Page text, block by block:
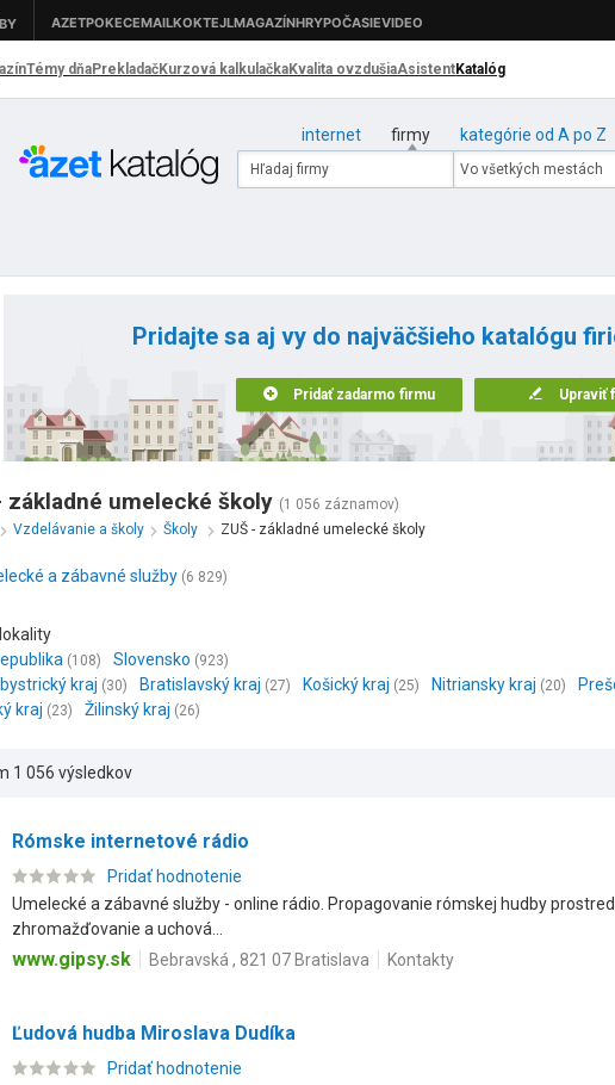
internet firmy kategórie od A po Z
Pridajte sa aj vy do najväčšieho katalógu
Pridať zadarmo firmu Upraviť
základné umelecké školy (1 056 záznamov)
Vzdelávanie a školy Školy ZUŠ - základné umelecké školy
a zábavné služby (6 829)
(108) Slovensko (923)
kraj (30) Bratislavský kraj (27) Košický kraj (25) Nitriansky kraj (20)
kraj (23) Žilinský kraj (26)
1 056 výsledkov
Rómske internetové rádio
Pridať hodnotenie
Umelecké a zábavné služby - online rádio. Propagovanie rómskej hudby
zhromažďovanie a uchová...
www.gipsy.sk Bebravská , 821 07 Bratislava Kontakty
Ľudová hudba Miroslava Dudíka
Pridať hodnotenie